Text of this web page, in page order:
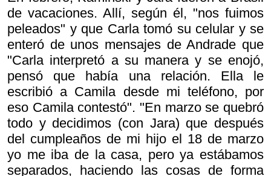
de vacaciones. Allí, según él, "nos fuimos
peleados" y que Carla tomó su celular y se
enteró de unos mensajes de Andrade que
"Carla interpretó a su manera y se enojó,
pensó que había una relación. Ella le
escribió a Camila desde mi teléfono, por
eso Camila contestó". "En marzo se quebró
todo y decidimos (con Jara) que después
del cumpleaños de mi hijo el 18 de marzo
yo me iba de la casa, pero ya estábamos
separados, haciendo las cosas de forma